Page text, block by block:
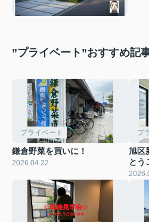
”プライベート”おすすめ記
プライベート
鎌倉野菜を買いに！
2026.04.22
プ
旭区
とう